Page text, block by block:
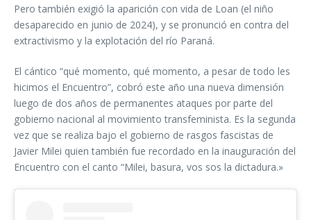
Pero también exigió la aparición con vida de Loan (el niño
desaparecido en junio de 2024), y se pronunció en contra del
extractivismo y la explotación del río Paraná.
El cántico “qué momento, qué momento, a pesar de todo les
hicimos el Encuentro”, cobró este año una nueva dimensión
luego de dos años de permanentes ataques por parte del
gobierno nacional al movimiento transfeminista. Es la segunda
vez que se realiza bajo el gobierno de rasgos fascistas de
Javier Milei quien también fue recordado en la inauguración del
Encuentro con el canto “Milei, basura, vos sos la dictadura.»